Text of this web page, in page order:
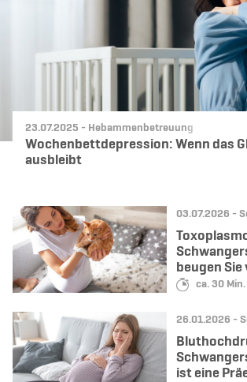
Datum:
23.07.2025 - Kategorie:
Hebammenbetreuung
Wochenbettdepression: Wenn das
ausbleibt
Datum:
03.07.2026 -
Lesedauer:
ca. 30 Min.
beugen Sie
Datum:
26.01.2026 -
ist eine